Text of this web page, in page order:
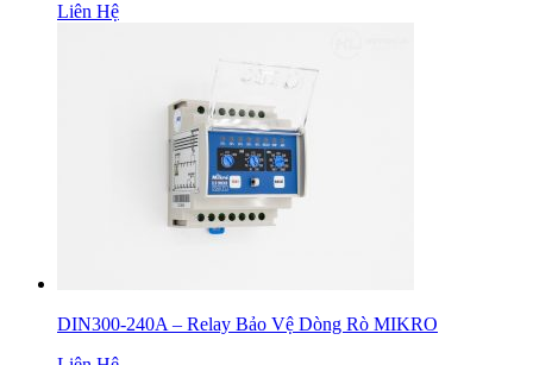
Liên Hệ
DIN300-240A – Relay Bảo Vệ Dòng Rò MIKRO